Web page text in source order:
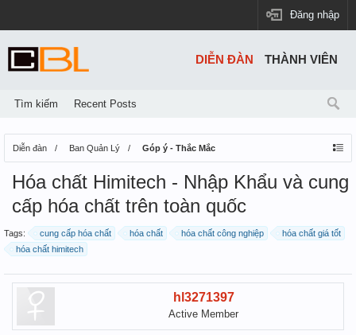
Đăng nhập
Diễn đàn Ban Quản Lý Góp ý - Thắc Mắc
Hóa chất Himitech - Nhập Khẩu và cung
cấp hóa chất trên toàn quốc
Tags: cung cấp hóa chất hóa chất hóa chất công nghiệp
hóa chất giá tốt
hóa chất himitech
hl3271397
Active Member
DIỄN ĐÀN
Tìm kiếm Recent Posts
THÀNH VIÊN